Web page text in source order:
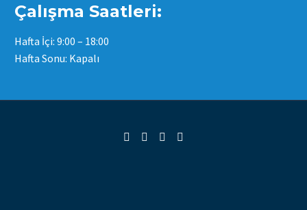
Çalışma Saatleri:
Hafta İçi: 9:00 – 18:00
Hafta Sonu: Kapalı